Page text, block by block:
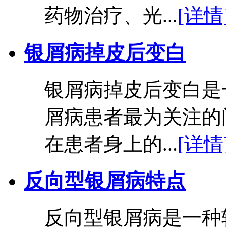
药物治疗、光...[详
银屑病掉皮后变白
银屑病掉皮后变白
屑病患者最为关注
在患者身上的...[详
反向型银屑病特点
反向型银屑病是一